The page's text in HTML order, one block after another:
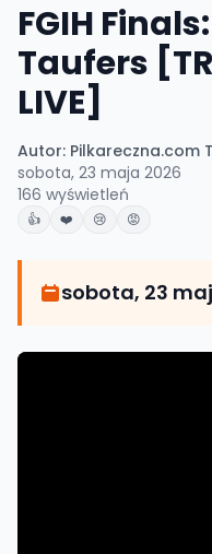
FGIH
Taufers
LIVE]
Autor: Pilkareczna.com
sobota, 23 maja 2026
166 wyświetleń
👍 ❤️ 😢 😡
sobota, 23